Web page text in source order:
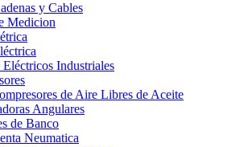
y Cables
Medicion
Industriales
de Aire Libres de Aceite
Angulares
de Banco
Neumatica